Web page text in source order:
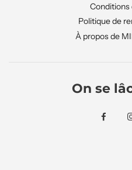
Conditions
Politique de
À propos de
On se